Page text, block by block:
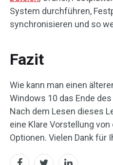
System durchführen,
synchronisieren und so
Fazit
Wie kann man einen
Windows 10 das Ende
Nach dem Lesen dieses
eine Klare Vorstellung
Optionen. Vielen Dank für